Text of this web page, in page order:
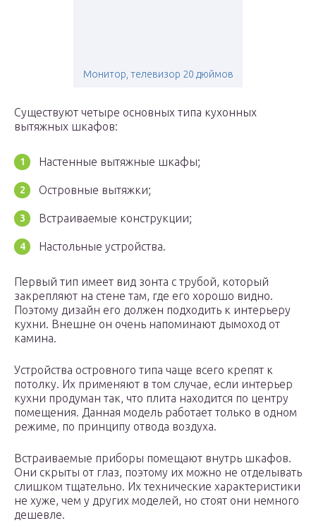
Монитор, телевизор 20 дюймов
Существуют четыре основных типа кухонных
вытяжных шкафов:
Настенные вытяжные шкафы;
Островные вытяжки;
Встраиваемые конструкции;
Настольные устройства.
Первый тип имеет вид зонта с трубой, который
закрепляют на стене там, где его хорошо видно.
Поэтому дизайн его должен подходить к интерьеру
кухни. Внешне он очень напоминают дымоход от
камина.
Устройства островного типа чаще всего крепят к
потолку. Их применяют в том случае, если интерьер
кухни продуман так, что плита находится по центру
помещения. Данная модель работает только в одном
режиме, по принципу отвода воздуха.
Встраиваемые приборы помещают внутрь шкафов.
Они скрыты от глаз, поэтому их можно не отделывать
слишком тщательно. Их технические характеристики
не хуже, чем у других моделей, но стоят они немного
дешевле.